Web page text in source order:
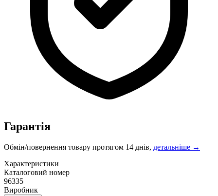
Гарантія
Обмін/повернення товару протягом 14 днів, детальніше →
Характеристики
Каталоговий номер
96335
Виробник